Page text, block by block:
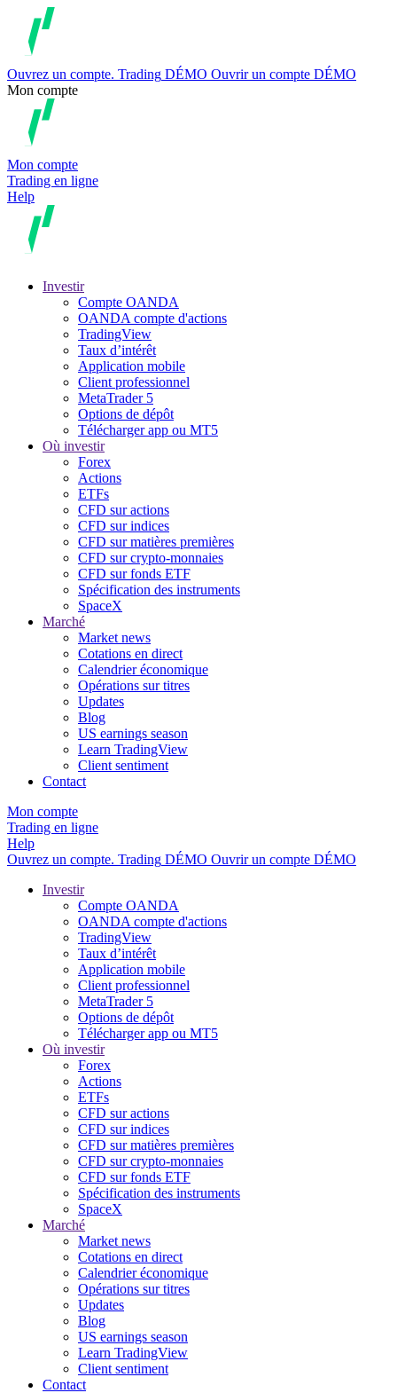
Ouvrez un compte. Trading DÉMO Ouvrir un compte DÉMO
Mon compte
Mon compte
Trading en ligne
Help
Investir
Compte OANDA
OANDA compte d'actions
TradingView
Taux d’intérêt
Application mobile
Client professionnel
MetaTrader 5
Options de dépôt
Télécharger app ou MT5
Où investir
Forex
Actions
ETFs
CFD sur actions
CFD sur indices
CFD sur matières premières
CFD sur crypto-monnaies
CFD sur fonds ETF
Spécification des instruments
SpaceX
Marché
Market news
Cotations en direct
Calendrier économique
Opérations sur titres
Updates
Blog
US earnings season
Learn TradingView
Client sentiment
Contact
Mon compte
Trading en ligne
Help
Ouvrez un compte. Trading DÉMO Ouvrir un compte DÉMO
Investir
Compte OANDA
OANDA compte d'actions
TradingView
Taux d’intérêt
Application mobile
Client professionnel
MetaTrader 5
Options de dépôt
Télécharger app ou MT5
Où investir
Forex
Actions
ETFs
CFD sur actions
CFD sur indices
CFD sur matières premières
CFD sur crypto-monnaies
CFD sur fonds ETF
Spécification des instruments
SpaceX
Marché
Market news
Cotations en direct
Calendrier économique
Opérations sur titres
Updates
Blog
US earnings season
Learn TradingView
Client sentiment
Contact